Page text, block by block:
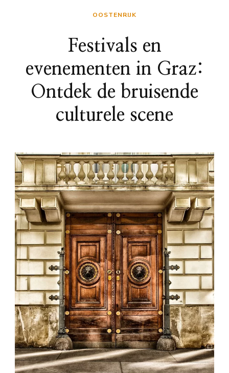
OOSTENRIJK
Festivals en
evenementen in Graz:
Ontdek de bruisende
culturele scene